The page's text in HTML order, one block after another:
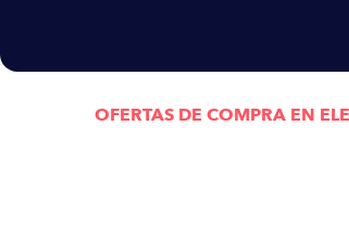
OFERTAS DE COMPRA EN
las mejores